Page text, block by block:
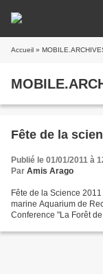
Accueil »
Fête de la
Publié le 01/01/2011 à
Par Amis Arago
Fête de la Science
marine Aquarium de
Conference "La Forêt